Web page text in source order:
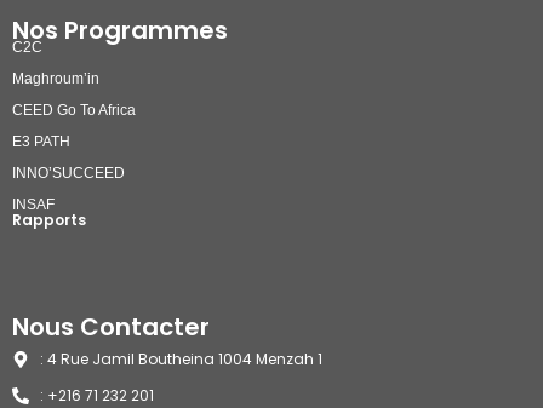
Nos Programmes
C2C
Maghroum’in
CEED Go To Africa
E3 PATH
INNO’SUCCEED
INSAF
Rapports
Nous Contacter
: 4 Rue Jamil Boutheina 1004 Menzah 1
: +216 71 232 201